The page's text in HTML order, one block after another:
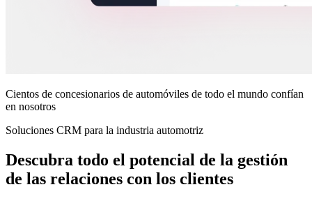
Cientos de concesionarios de automóviles de todo el mundo confían
en nosotros
Soluciones CRM para la industria automotriz
Descubra todo el potencial de la gestión
de las relaciones con los clientes